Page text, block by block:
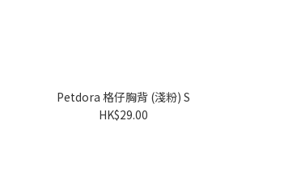
Petdora 格仔胸背 (淺粉) S
HK$29.00